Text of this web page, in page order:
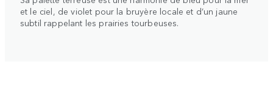
et le ciel, de violet pour la bruyère locale et d’un jaune
subtil rappelant les prairies tourbeuses.